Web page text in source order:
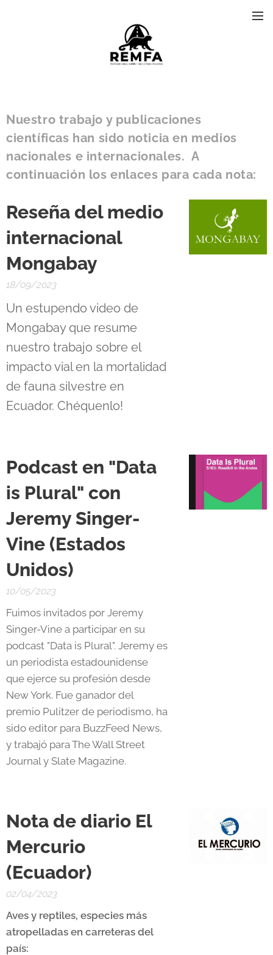
Nuestro trabajo y publicaciones
científicas han sido noticia en medios
nacionales e internacionales. A
continuación los enlaces para cada nota:
Reseña del medio
internacional
Mongabay
18/09/2023
Un estupendo video de
Mongabay que resume
nuestro trabajo sobre el
impacto vial en la mortalidad
de fauna silvestre en
Ecuador. Chéquenlo!
Podcast en "Data
is Plural" con
Jeremy Singer-
Vine (Estados
Unidos)
10/05/2023
Fuimos invitados por Jeremy
Singer-Vine a participar en su
podcast "Data is Plural". Jeremy es
un periodista estadounidense
que ejerce su profesión desde
New York. Fue ganador del
premio Pulitzer de periodismo, ha
sido editor para BuzzFeed News,
y trabajó para The Wall Street
Journal y Slate Magazine.
Nota de diario El
Mercurio
(Ecuador)
02/04/2023
Aves y reptiles, especies más
atropelladas en carreteras del
país: